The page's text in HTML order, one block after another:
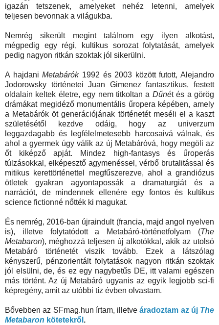
igazán tetszenek, amelyeket nehéz letenni, amelyek
teljesen bevonnak a világukba.
Nemrég sikerült megint találnom egy ilyen alkotást,
mégpedig egy régi, kultikus sorozat folytatását, amelyek
pedig nagyon ritkán szoktak jól sikerülni.
A hajdaniMetabárók 1992 és 2003 között futott, Alejandro
Jodorowsky történetei Juan Gimenez fantasztikus, festett
oldalain keltek életre, egy nem titkoltan a Dűnét és a görög
drámákat megidéző monumentális űropera képében, amely
a Metabárók öt generációjának történetét meséli el a kaszt
születésétől kezdve odáig, hogy az univerzum
leggazdagabb és legfélelmetesebb harcosaivá válnak, és
ahol a gyermek úgy válik az új Metabáróvá, hogy megöli az
őt kiképző apját. Mindez high-fantasys és űroperás
túlzásokkal, elképesztő agymenéssel, vérbő brutalitással és
mitikus kerettörténettel megfűszerezve, ahol a grandiózus
ötletek gyakran agyontapossák a dramaturgiát és a
narrációt, de mindennek ellenére egy fontos és kultikus
science fictionné nőtték ki magukat.
És nemrég, 2016-ban újraindult (francia, majd angol nyelven
is), illetve folytatódott a Metabáró-történetfolyam (The
Metabaron), méghozzá teljesen új alkotókkal, akik az utolsó
Metabáró történetét viszik tovább. Ezek a látszólag
kényszerű, pénzorientált folytatások nagyon ritkán szoktak
jól elsülni, de, és ez egy nagybetűs DE, itt valami egészen
más történt. Az új Metabáró ugyanis az egyik legjobb sci-fi
képregény, amit az utóbbi tíz évben olvastam.
Bővebben az SFmag.hun írtam, illetve áradoztam az új The
Metabaron kötetekről .